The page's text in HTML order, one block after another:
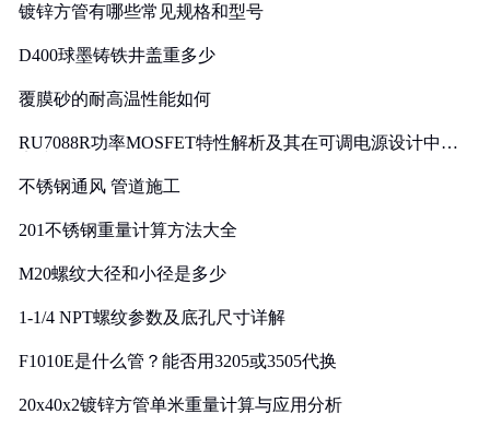
镀锌方管有哪些常见规格和型号
D400球墨铸铁井盖重多少
覆膜砂的耐高温性能如何
RU7088R功率MOSFET特性解析及其在可调电源设计中的
不锈钢通风 管道施工
201不锈钢重量计算方法大全
M20螺纹大径和小径是多少
1-1/4 NPT螺纹参数及底孔尺寸详解
F1010E是什么管？能否用3205或3505代换
20x40x2镀锌方管单米重量计算与应用分析